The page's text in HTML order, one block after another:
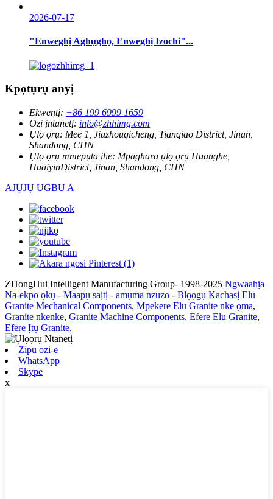
2026-07-17
"Enweghị Aghụghọ, Enweghị Izochi"...
Kpọtụrụ anyị
Ekwentị: +86 199 6999 1659
Ozi ịntanetị: info@zhhimg.com
Ụlọ ọrụ: Mee 1, Jiazhouqicheng, Tianqiao District, Jinan,
Shandong, CHN
Ụlọ ọrụ mmepụta ihe: Mpaghara ụlọ ọrụ Huanghe,
HuaiyinDistrict, Jinan, Shandong, CHN
AJỤJỤ UGBU A
ZHongHui Intelligent Manufacturing Group- 1998-2025 Ngwaahịa
Na-ekpo ọkụ - Maapụ saịtị - amụma nzuzo - Blọọgụ Kachasị Elu
Granite Mechanical Components, Mpekere Elu Granite nke ọma,
Granite nkenke, Granite Machine Components, Efere Elu Granite,
Efere Ịtụ Granite,
Zipu ozi-e
WhatsApp
Skype
x